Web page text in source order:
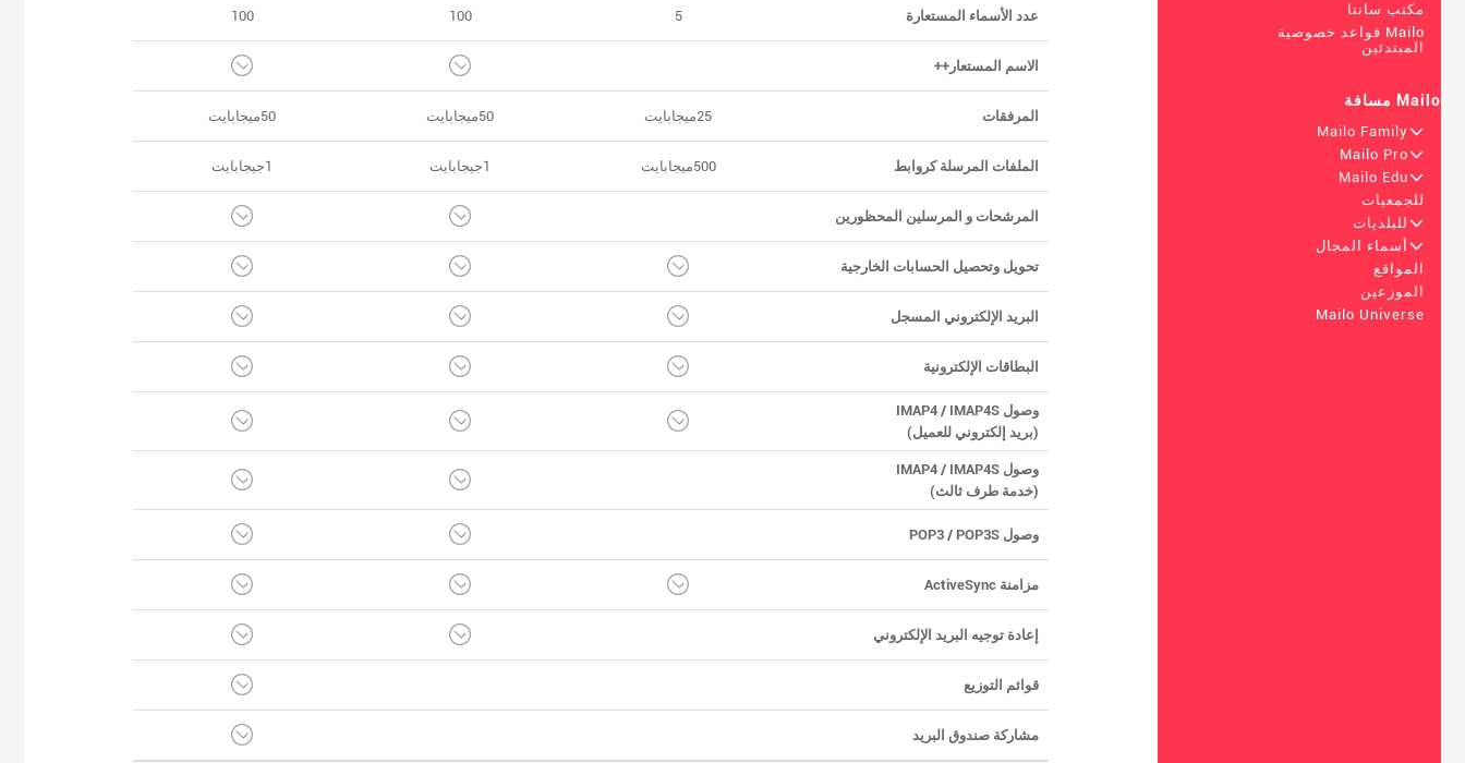
مكتب سانتا
Mailo قواعد خصوصية
المبتدئين
Mailo مسافة
Mailo Family +
Mailo Pro +
Mailo Edu +
للجمعيات
للبلديات +
أسماء المجال
+
المواقع
الموزعين
Mailo Universe
عدد الأسماء المستعارة 5
100
100
الاسم المستعار++
المرفقات 25ميجابايت 50ميجابايت 50ميجابايت
الملفات المرسلة كروابط 500ميجابايت 1جيجابايت 1جيجابايت
المرشحات و المرسلين المحظورين
تحويل وتحصيل الحسابات الخارجية
البريد الإلكتروني المسجل
البطاقات الإلكترونية
وصول IMAP4 / IMAP4S
(بريد إلكتروني للعميل)
وصول IMAP4 / IMAP4S
(خدمة طرف ثالث)
وصول POP3 / POP3S
مزامنة ActiveSync
إعادة توجيه البريد الإلكتروني
قوائم التوزيع
مشاركة صندوق البريد